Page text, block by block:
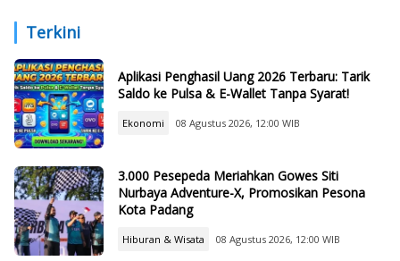
Terkini
Aplikasi Penghasil Uang 2026 Terbaru: Tarik
Saldo ke Pulsa & E-Wallet Tanpa Syarat!
Ekonomi 08 Agustus 2026, 12:00 WIB
3.000 Pesepeda Meriahkan Gowes Siti
Nurbaya Adventure-X, Promosikan Pesona
Kota Padang
Hiburan & Wisata 08 Agustus 2026, 12:00 WIB